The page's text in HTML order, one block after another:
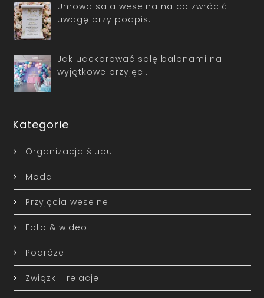
Umowa sala weselna na co zwrócić
uwagę przy podpis…
Jak udekorować salę balonami na
wyjątkowe przyjęci…
Kategorie
Organizacja ślubu
Moda
Przyjęcia weselne
Foto & wideo
Podróże
Związki i relacje